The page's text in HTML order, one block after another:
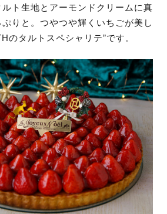
ト生地とアーモンドクリームに真
りと。つやつや輝くいちごが美し
のタルトスペシャリテ”です。​